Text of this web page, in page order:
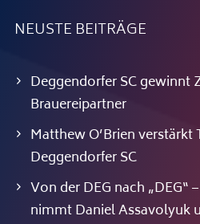
NEUSTE BEITRÄGE
Deggendorfer SC gewinnt
Brauereipartner
Matthew O’Brien verstärkt
Deggendorfer SC
Von der DEG nach „DEG“
nimmt Daniel Assavolyuk